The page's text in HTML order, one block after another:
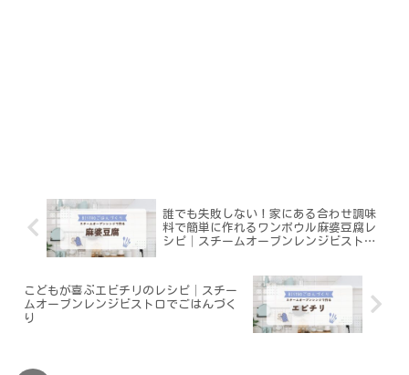
誰でも失敗しない！家にある合わせ調味
料で簡単に作れるワンボウル麻婆豆腐レ
シピ│スチームオーブンレンジビストロ
こどもが喜ぶエビチリのレシピ│スチー
ムオーブンレンジビストロでごはんづく
り